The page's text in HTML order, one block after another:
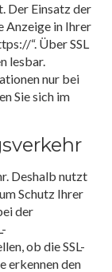
Der Einsatz der
Anzeige in Ihrer
“. Über SSL
lesbar.
nur bei
Sie sich im
Deshalb nutzt
Schutz Ihrer
der
ob die SSL-
erkennen den